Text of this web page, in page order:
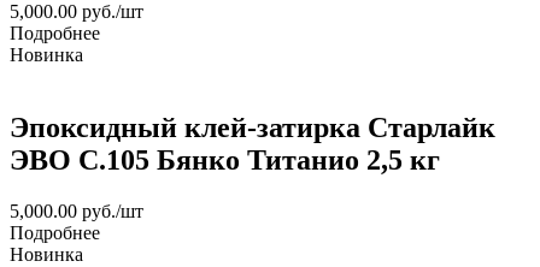
5,000.00 руб./шт
Подробнее
Новинка
Эпоксидный клей-затирка Старлайк
ЭВО С.105 Бянко Титанио 2,5 кг
5,000.00 руб./шт
Подробнее
Новинка